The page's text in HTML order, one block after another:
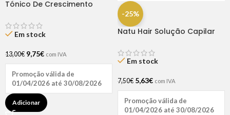
Tónico De Crescimento
Em stock
13,00€ 9,75€ com IVA
Promoção válida de
01/04/2026 até 30/08/2026
Adicionar
-25%
Natu Hair Solução Capilar
Em stock
7,50€ 5,63€ com IVA
Promoção válida de
01/04/2026 até 30/08/2026